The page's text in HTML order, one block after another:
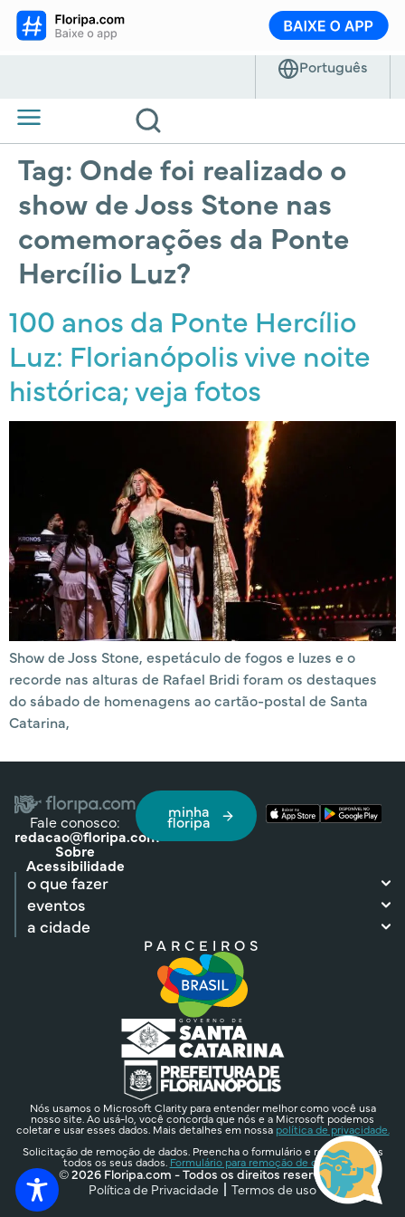
Tag: Onde foi realizado o
show de Joss Stone nas
comemorações da Ponte
Hercílio Luz?
100 anos da Ponte Hercílio
Luz: Florianópolis vive noite
histórica; veja fotos
Show de Joss Stone, espetáculo de fogos e luzes e o
recorde nas alturas de Rafael Bridi foram os destaques
do sábado de homenagens ao cartão-postal de Santa
Catarina,
Fale conosco:
redacao@floripa.com
Sobre
Acessibilidade
minha
floripa
o que fazer
eventos
a cidade
PARCEIROS
Nós usamos o Microsoft Clarity para entender melhor como você usa
nosso site. Ao usá-lo, você concorda que nós e a Microsoft podemos
coletar e usar esses dados. Mais detalhes em nossa política de privacidade.
Solicitação de remoção de dados. Preencha o formulário e removeremos
todos os seus dados. Formulário para remoção de dados.
© 2026 Floripa.com - Todos os direitos reservados
Política de Privacidade
Termos de uso